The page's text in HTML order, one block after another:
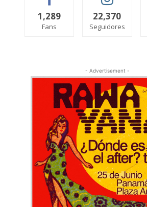
1,289
Fans
22,370
Seguidores
- Advertisement -